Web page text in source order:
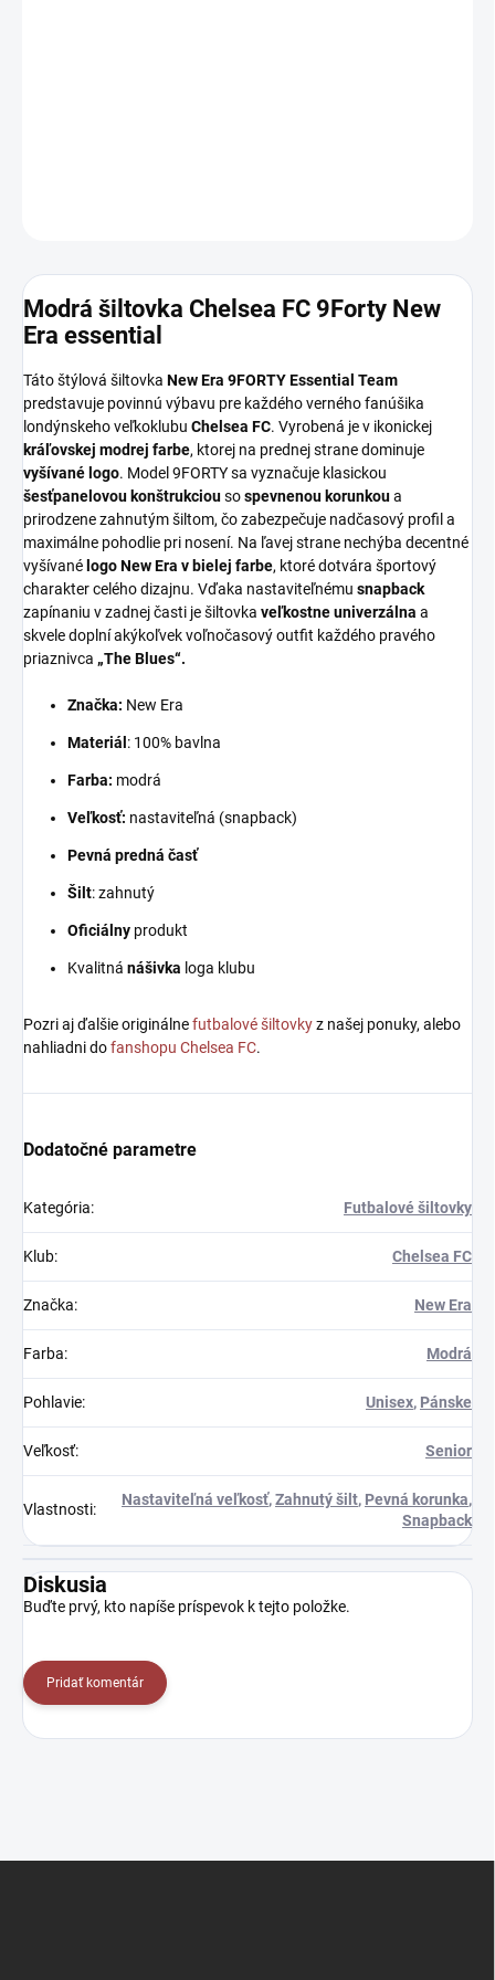
Modrá šiltovka Chelsea FC 9Forty New
Era essential
Táto štýlová šiltovka New Era 9FORTY Essential Team
predstavuje povinnú výbavu pre každého verného fanúšika
londýnskeho veľkoklubu Chelsea FC. Vyrobená je v ikonickej
kráľovskej modrej farbe, ktorej na prednej strane dominuje
vyšívané logo. Model 9FORTY sa vyznačuje klasickou
šesťpanelovou konštrukciousospevnenou korunkoua
prirodzene zahnutým šiltom, čo zabezpečuje nadčasový profil a
maximálne pohodlie pri nosení. Na ľavej strane nechýba decentné
vyšívané logo New Era v bielej farbe, ktoré dotvára športový
charakter celého dizajnu. Vďaka nastaviteľnému snapback
zapínaniu v zadnej časti je šiltovka veľkostne univerzálna a
skvele doplní akýkoľvek voľnočasový outfit každého pravého
priaznivca „The Blues“.
Značka: New Era
Materiál : 100% bavlna
Farba: modrá
Veľkosť: nastaviteľná (snapback)
Pevná predná časť
Šilt: zahnutý
Oficiálny produkt
Kvalitná nášivka loga klubu
Pozri aj ďalšie originálnefutbalové šiltovkyz našej ponuky, alebo
nahliadni dofanshopu Chelsea FC.
Dodatočné parametre
Kategória: Futbalové šiltovky
Klub: Chelsea FC
Značka: New Era
Farba: Modrá
Pohlavie: Unisex, Pánske
Veľkosť: Senior
Vlastnosti:
Nastaviteľná veľkosť,Zahnutý šilt, Pevná korunka,
Snapback
Diskusia
Buďte prvý, kto napíše príspevok k tejto položke.
Pridať komentár